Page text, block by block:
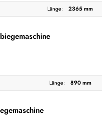
Länge: 2365 mm
Länge: 890 mm